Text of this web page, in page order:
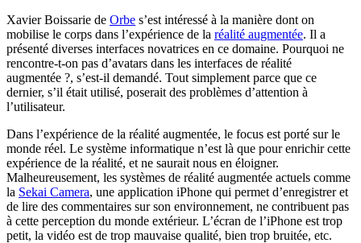
Xavier Boissarie de Orbe s’est intéressé à la manière dont on
mobilise le corps dans l’expérience de la réalité augmentée. Il a
présenté diverses interfaces novatrices en ce domaine. Pourquoi ne
rencontre-t-on pas d’avatars dans les interfaces de réalité
augmentée ?, s’est-il demandé. Tout simplement parce que ce
dernier, s’il était utilisé, poserait des problèmes d’attention à
l’utilisateur.
Dans l’expérience de la réalité augmentée, le focus est porté sur le
monde réel. Le système informatique n’est là que pour enrichir cette
expérience de la réalité, et ne saurait nous en éloigner.
Malheureusement, les systèmes de réalité augmentée actuels comme
la Sekai Camera, une application iPhone qui permet d’enregistrer et
de lire des commentaires sur son environnement, ne contribuent pas
à cette perception du monde extérieur. L’écran de l’iPhone est trop
petit, la vidéo est de trop mauvaise qualité, bien trop bruitée, etc.